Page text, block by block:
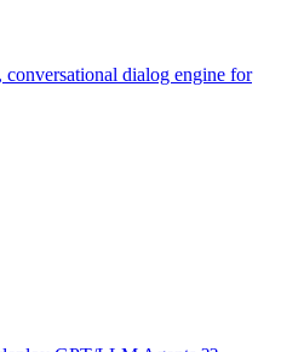
dialog engine for